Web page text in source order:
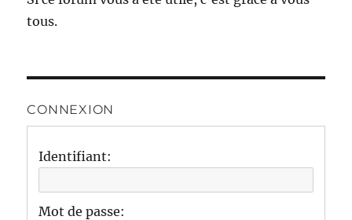
tous.
CONNEXION
Identifiant:
Mot de passe: